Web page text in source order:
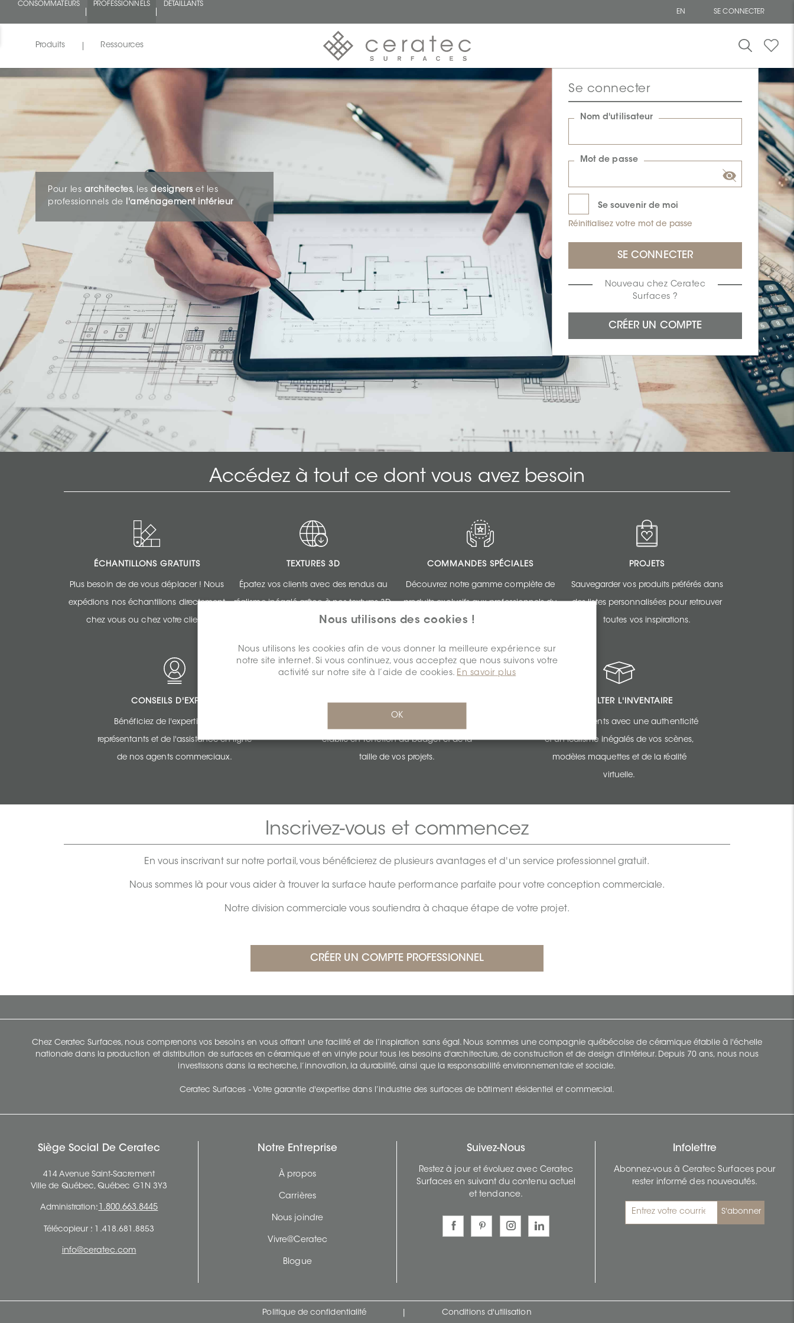
CONSOMMATEURS PROFESSIONNELS
DÉTAILLANTS
EN
SE CONNECTER
Produits Ressources
Nous utilisons des cookies !
Nous utilisons les cookies afin de vous donner la meilleure expérience sur
notre site internet. Si vous continuez, vous acceptez que nous suivons votre
activité sur notre site à l’aide de cookies. En savoir plus
OK
Pour les architectes, les designers et les
professionnels de l'aménagement intérieur
Se connecter
Nom d'utilisateur
Mot de passe
Se souvenir de moi
Réinitialisez votre mot de passe
Nouveau chez Ceratec
Surfaces ?
Accédez à tout ce dont vous avez besoin
ÉCHANTILLONS GRATUITS
Plus besoin de de vous déplacer ! Nous
expédions nos échantillons directement
chez vous ou chez votre client.
TEXTURES 3D
Épatez vos clients avec des rendus au
réalisme inégalé grâce à nos textures 3D.
COMMANDES SPÉCIALES
Découvrez notre gamme complète de
produits exclusifs aux professionnels du
design.
PROJETS
Sauvegarder vos produits préférés dans
des listes personnalisées pour retrouver
toutes vos inspirations.
CONSEILS D'EXPERTS
Bénéficiez de l'expertise de nos
représentants et de l'assistance en ligne
de nos agents commerciaux.
SOUMISSIONS PERSONNALISÉES
établie en fonction du budget et de la
taille de vos projets.
CONSULTER L'INVENTAIRE
Épatez vos clients avec une authenticité
et un réalisme inégalés de vos scènes,
modèles maquettes et de la réalité
virtuelle.
Inscrivez-vous et commencez
En vous inscrivant sur notre portail, vous bénéficierez de plusieurs avantages et d'un service professionnel gratuit.
Nous sommes là pour vous aider à trouver la surface haute performance parfaite pour votre conception commerciale.
Notre division commerciale vous soutiendra à chaque étape de votre projet.
Chez Ceratec Surfaces, nous comprenons vos besoins en vous offrant une facilité et de l’inspiration sans égal. Nous sommes une compagnie québécoise de céramique établie à l'échelle
nationale dans la production et distribution de surfaces en céramique et en vinyle pour tous les besoins d'architecture, de construction et de design d'intérieur. Depuis 70 ans, nous nous
investissons dans la recherche, l’innovation, la durabilité, ainsi que la responsabilité environnementale et sociale.
Ceratec Surfaces - Votre garantie d'expertise dans l’industrie des surfaces de bâtiment résidentiel et commercial.
Siège Social De Ceratec
414 Avenue Saint-Sacrement
Ville de Québec, Québec G1N 3Y3
Administration: 1.800.663.8445
Télécopieur : 1.418.681.8853
info@ceratec.com
Notre Entreprise
À propos
Carrières
Nous joindre
Vivre@Ceratec
Blogue
Suivez-Nous
Restez à jour et évoluez avec Ceratec
Surfaces en suivant du contenu actuel
et tendance.
Infolettre
Abonnez-vous à Ceratec Surfaces pour
rester informé des nouveautés.
S'abonner
Politique de confidentialité Conditions d'utilisation